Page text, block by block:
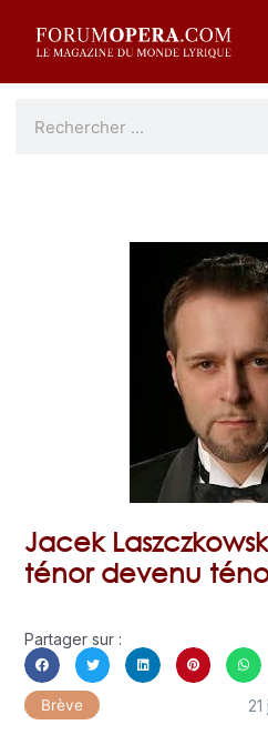
Jacek
ténor devenu
Partager sur :
Brève